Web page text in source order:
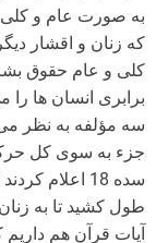
به صورت عام و
که زنان و اقشار
کلی و عام حقوق
برابری انسان ها را
سه مؤلفه به نظر می
جزء به سوی کل
طول کشید تا به
آیات قرآن هم